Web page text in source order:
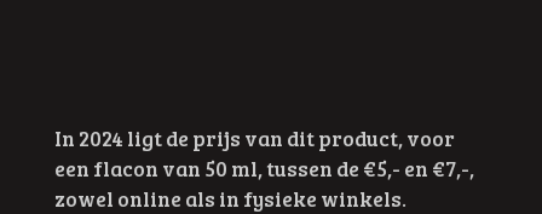
In 2024 ligt de prijs van dit product, voor
een flacon van 50 ml, tussen de €5,- en €7,-,
zowel online als in fysieke winkels.